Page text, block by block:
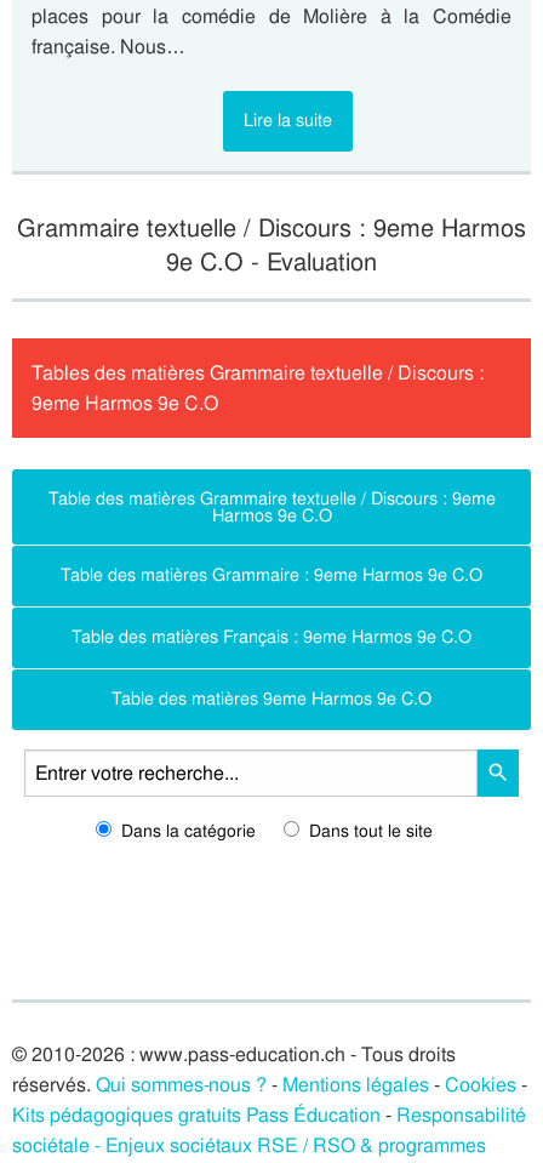
places pour la comédie de Molière à la Comédie
française. Nous…
Lire la suite
Grammaire textuelle / Discours : 9eme Harmos
9e C.O - Evaluation
Tables des matières Grammaire textuelle / Discours :
9eme Harmos 9e C.O
Table des matières Grammaire textuelle / Discours : 9eme
Harmos 9e C.O
Table des matières Grammaire : 9eme Harmos 9e C.O
Table des matières Français : 9eme Harmos 9e C.O
Table des matières 9eme Harmos 9e C.O
Dans la catégorie Dans tout le site
© 2010-2026 : www.pass-education.ch - Tous droits
réservés. Qui sommes-nous ? - Mentions légales-Cookies-
Kits pédagogiques gratuits Pass Éducation - Responsabilité
sociétale - Enjeux sociétaux RSE / RSO & programmes